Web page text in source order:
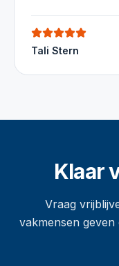
Tali Stern
Klaar
Vraag
vakmensen geven